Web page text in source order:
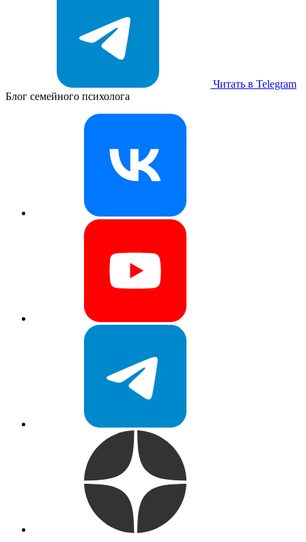
Читать в Telegram
Блог семейного психолога